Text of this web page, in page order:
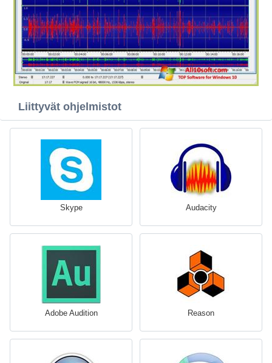
Liittyvät ohjelmistot
Skype Audacity
Adobe Audition Reason